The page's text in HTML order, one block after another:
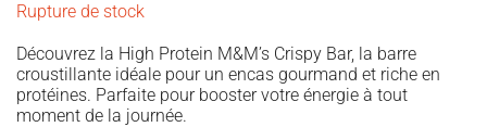
Rupture de stock
Découvrez la High Protein M&M’s Crispy Bar, la barre
croustillante idéale pour un encas gourmand et riche en
protéines. Parfaite pour booster votre énergie à tout
moment de la journée.